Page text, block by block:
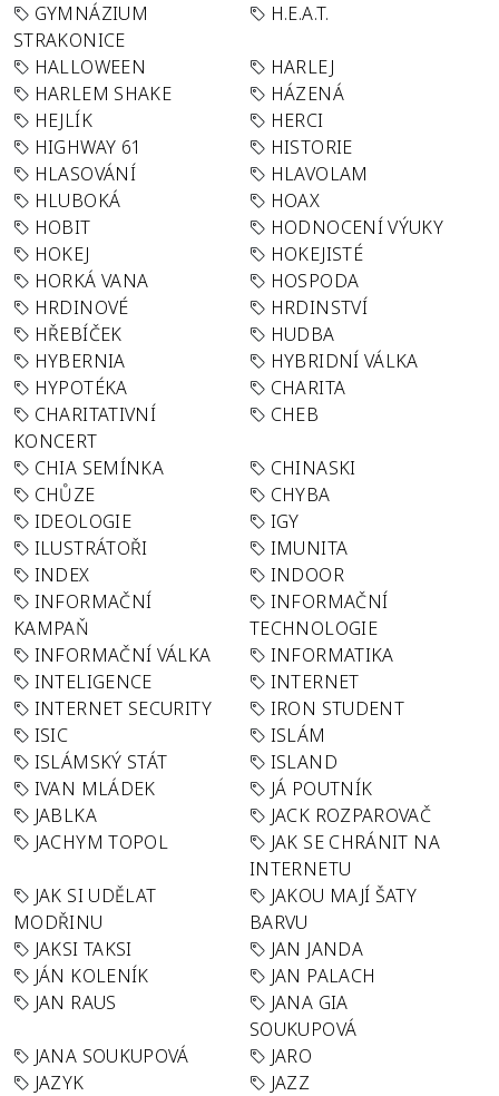
GYMNÁZIUM
STRAKONICE
H.E.A.T.
HALLOWEEN
HARLEJ
HARLEM SHAKE
HÁZENÁ
HEJLÍK
HERCI
HIGHWAY 61
HISTORIE
HLASOVÁNÍ
HLAVOLAM
HLUBOKÁ
HOAX
HOBIT
HODNOCENÍ VÝUKY
HOKEJ
HOKEJISTÉ
HORKÁ VANA
HOSPODA
HRDINOVÉ
HRDINSTVÍ
HŘEBÍČEK
HUDBA
HYBERNIA
HYBRIDNÍ VÁLKA
HYPOTÉKA
CHARITA
CHARITATIVNÍ
KONCERT
CHEB
CHIA SEMÍNKA
CHINASKI
CHŮZE
CHYBA
IDEOLOGIE
IGY
ILUSTRÁTOŘI
IMUNITA
INDEX
INDOOR
INFORMAČNÍ
KAMPAŇ
INFORMAČNÍ
TECHNOLOGIE
INFORMAČNÍ VÁLKA
INFORMATIKA
INTELIGENCE
INTERNET
INTERNET SECURITY
IRON STUDENT
ISIC
ISLÁM
ISLÁMSKÝ STÁT
ISLAND
IVAN MLÁDEK
JÁ POUTNÍK
JABLKA
JACK ROZPAROVAČ
JACHYM TOPOL
JAK SE CHRÁNIT NA
INTERNETU
JAK SI UDĚLAT
MODŘINU
JAKOU MAJÍ ŠATY
BARVU
JAKSI TAKSI
JAN JANDA
JÁN KOLENÍK
JAN PALACH
JAN RAUS
JANA GIA
SOUKUPOVÁ
JANA SOUKUPOVÁ
JARO
JAZYK
JAZZ